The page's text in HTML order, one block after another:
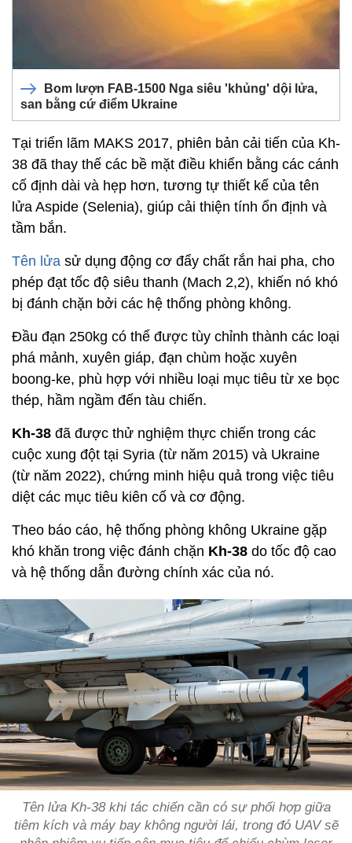
Bom lượn FAB-1500 Nga siêu 'khủng' dội lửa,
san bằng cứ điểm Ukraine
Tại triển lãm MAKS 2017, phiên bản cải tiến của Kh-
38 đã thay thế các bề mặt điều khiển bằng các cánh
cố định dài và hẹp hơn, tương tự thiết kế của tên
lửa Aspide (Selenia), giúp cải thiện tính ổn định và
tầm bắn.
Tên lửa sử dụng động cơ đẩy chất rắn hai pha, cho
phép đạt tốc độ siêu thanh (Mach 2,2), khiến nó khó
bị đánh chặn bởi các hệ thống phòng không.
Đầu đạn 250kg có thể được tùy chỉnh thành các loại
phá mảnh, xuyên giáp, đạn chùm hoặc xuyên
boong-ke, phù hợp với nhiều loại mục tiêu từ xe bọc
thép, hầm ngầm đến tàu chiến.
Kh-38 đã được thử nghiệm thực chiến trong các
cuộc xung đột tại Syria (từ năm 2015) và Ukraine
(từ năm 2022), chứng minh hiệu quả trong việc tiêu
diệt các mục tiêu kiên cố và cơ động.
Theo báo cáo, hệ thống phòng không Ukraine gặp
khó khăn trong việc đánh chặn Kh-38 do tốc độ cao
và hệ thống dẫn đường chính xác của nó.
Tên lửa Kh-38 khi tác chiến cần có sự phối hợp giữa
tiêm kích và máy bay không người lái, trong đó UAV sẽ